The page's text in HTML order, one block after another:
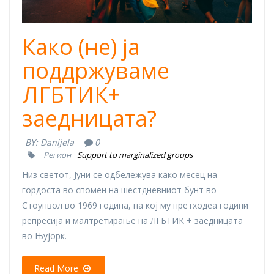
Како (не) ја
поддржуваме
ЛГБТИК+
заедницата?
BY: Danijela 0
Регион Support to marginalized groups
Низ светот, Јуни се одбележува како месец на
гордоста во спомен на шестдневниот бунт во
Стоунвол во 1969 година, на кој му претходеа години
репресија и малтретирање на ЛГБТИК + заедницата
во Њујорк.
Read More